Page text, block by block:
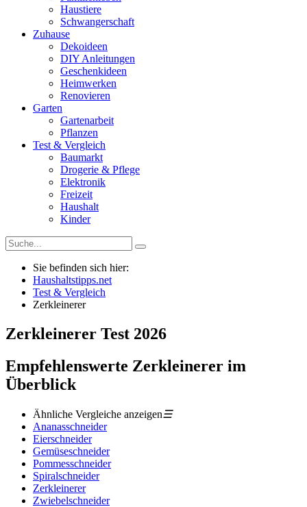
Haustiere
Schwangerschaft
Zuhause
Dekoideen
DIY Anleitungen
Geschenkideen
Heimwerken
Renovieren
Garten
Gartenarbeit
Pflanzen
Test & Vergleich
Baumarkt
Drogerie & Pflege
Elektronik
Freizeit
Haushalt
Kinder
Sie befinden sich hier:
Haushaltstipps.net
Test & Vergleich
Zerkleinerer
Zerkleinerer Test 2026
Empfehlenswerte Zerkleinerer im
Überblick
Ähnliche Vergleiche anzeigen☰
Ananasschneider
Eierschneider
Gemüseschneider
Pommesschneider
Spiralschneider
Zerkleinerer
Zwiebelschneider